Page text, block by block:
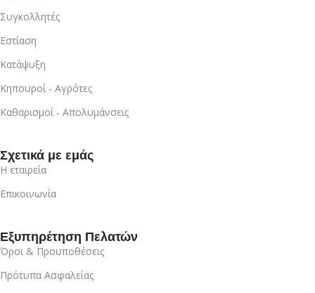
Συγκολλητές
Εστίαση
Κατάψυξη
Κηπουροί - Αγρότες
Καθαρισμοί - Απολυμάνσεις
Σχετικά με εμάς
Η εταιρεία
Επικοινωνία
Εξυπηρέτηση Πελατών
Όροι & Προυποθέσεις
Πρότυπα Ασφαλείας